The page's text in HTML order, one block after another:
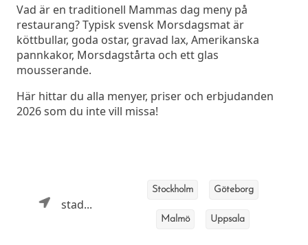
Vad är en traditionell Mammas dag meny på
restaurang? Typisk svensk Morsdagsmat är
köttbullar, goda ostar, gravad lax, Amerikanska
pannkakor, Morsdagstårta och ett glas
mousserande.
Här hittar du alla menyer, priser och erbjudanden
2026 som du inte vill missa!
stad...
Stockholm Göteborg
Malmö Uppsala